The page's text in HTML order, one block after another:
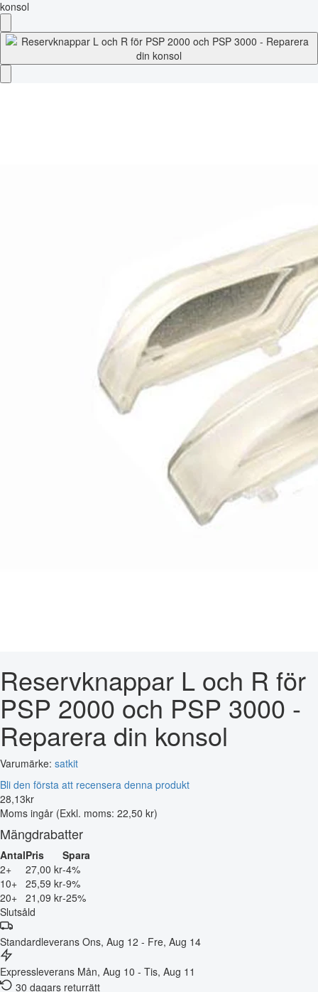
Reservknappar L och R för
PSP 2000 och PSP 3000 -
Reparera din konsol
Varumärke: satkit
Bli den första att recensera denna produkt
28,13kr
Moms ingår (Exkl. moms: 22,50 kr)
Mängdrabatter
AntalPris
Spara
2+
27,00 kr-4%
10+ 25,59 kr-9%
20+ 21,09 kr-25%
Slutsåld
Standardleverans Ons, Aug 12 - Fre, Aug 14
Expressleverans Mån, Aug 10 - Tis, Aug 11
30 dagars returrätt